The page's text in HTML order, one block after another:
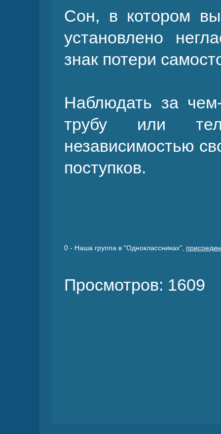
Сон, в котором
установлено
знак потери
Наблюдать за
трубу или
независимостью
поступков.
0 - Наша группа в "Одноклассниках",
Просмотров: 1609